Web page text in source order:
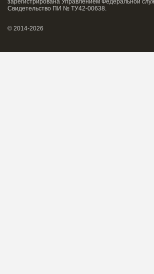
зарегистрирована Управлением Федеральной
Свидетельство ПИ № ТУ42-00638.
© 2014-2026